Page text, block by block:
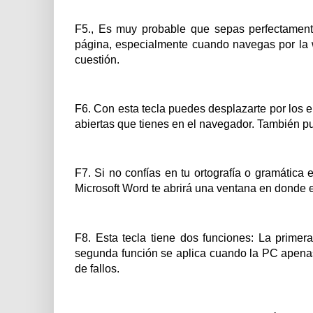
F5., Es muy probable que sepas
página, especialmente cuando navegas por
cuestión.
F6. Con esta tecla puedes desplazarte por los
abiertas que tienes en el navegador. También
F7. Si no confías en tu ortografía o gramática
Microsoft Word te abrirá una ventana en
F8. Esta tecla tiene dos funciones: La
segunda función se aplica cuando la PC
de fallos.